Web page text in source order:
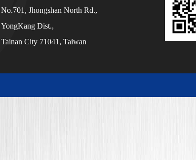
No.701, Jhongshan North Rd.,
YongKang Dist.,
Tainan City 71041, Taiwan